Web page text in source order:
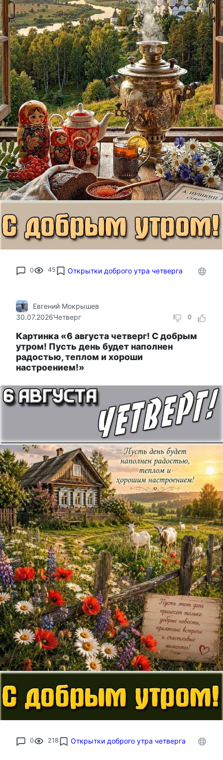
0 45 Открытки доброго утра четверга
0
Евгений Мокрышев
30.07.2026Четверг
Картинка «6 августа четверг! С добрым
утром! Пусть день будет наполнен
радостью, теплом и хороши
настроением!»
0 218 Открытки доброго утра четверга